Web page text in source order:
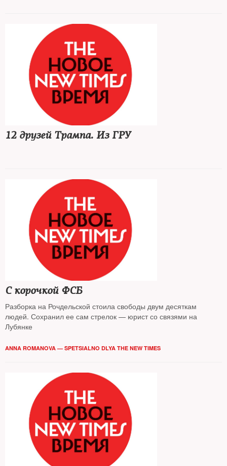
12 друзей Трампа. Из ГРУ
C корочкой ФСБ
Разборка на Рочдельской стоила свободы двум десяткам
людей. Сохранил ее сам стрелок — юрист со связями на
Лубянке
ANNA ROMANOVA — SPETSIALNO DLYA THE NEW TIMES